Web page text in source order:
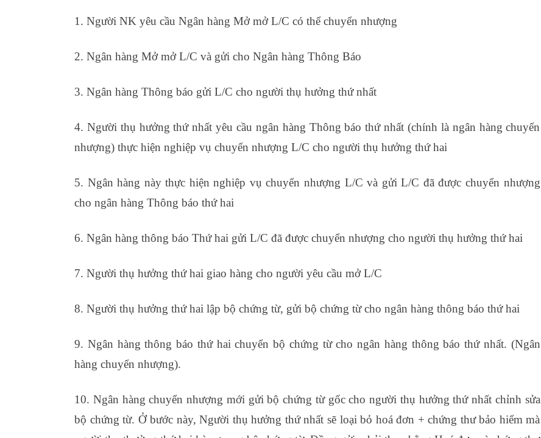
1. Người NK yêu cầu Ngân hàng Mở mở L/C có thể chuyển nhượng
2. Ngân hàng Mở mở L/C và gửi cho Ngân hàng Thông Báo
3. Ngân hàng Thông báo gửi L/C cho người thụ hưởng thứ nhất
4. Người thụ hưởng thứ nhất yêu cầu ngân hàng Thông báo thứ nhất (chính là ngân hàng chuyển
nhượng) thực hiện nghiệp vụ chuyển nhượng L/C cho người thụ hưởng thứ hai
5. Ngân hàng này thực hiện nghiệp vụ chuyển nhượng L/C và gửi L/C đã được chuyển nhượng
cho ngân hàng Thông báo thứ hai
6. Ngân hàng thông báo Thứ hai gửi L/C đã được chuyển nhượng cho người thụ hưởng thứ hai
7. Người thụ hưởng thứ hai giao hàng cho người yêu cầu mở L/C
8. Người thụ hưởng thứ hai lập bộ chứng từ, gửi bộ chứng từ cho ngân hàng thông báo thứ hai
9. Ngân hàng thông báo thứ hai chuyển bộ chứng từ cho ngân hàng thông báo thứ nhất. (Ngân
hàng chuyển nhượng).
10. Ngân hàng chuyển nhượng mới gửi bộ chứng từ gốc cho người thụ hưởng thứ nhất chỉnh sửa
bộ chứng từ. Ở bước này, Người thụ hưởng thứ nhất sẽ loại bỏ hoá đơn + chứng thư bảo hiểm mà